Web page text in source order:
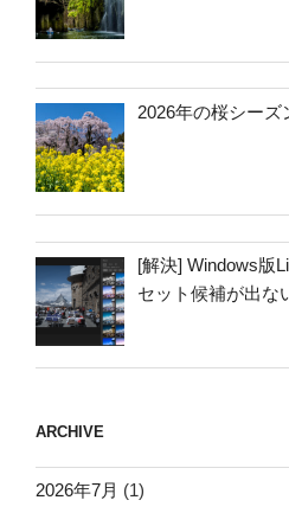
2026年の桜シー
[解決] Windows版
セット候補が出な
ARCHIVE
2026年7月 (1)